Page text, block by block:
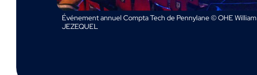
Événement annuel Compta Tech de Pennylane © OHE William
JEZEQUEL